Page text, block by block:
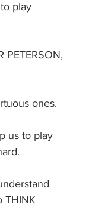
play
PETERSON,
ones.
us to play
THINK